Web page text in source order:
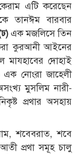
এটি করেছেন
তানঈম বারবার
এক মজলিসে তিন
কুরআনী আইনের
মাযহাবের দোহাই
এক নোংরা জাহেলী
মুসলিম নারী-
প্রথার অসহায়
শবেবরাত, শবে
প্রথা সমূহ চালু